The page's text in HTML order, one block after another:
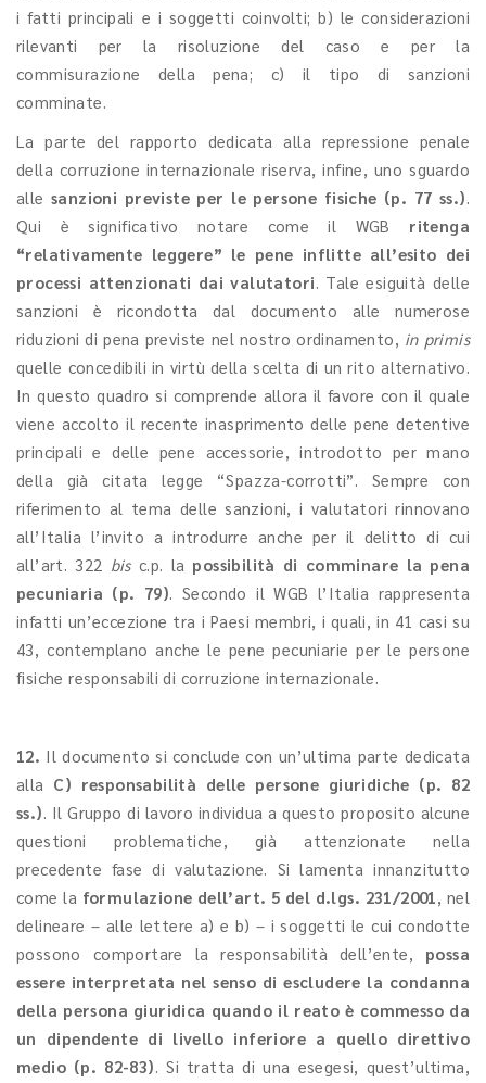
i fatti principali e i soggetti coinvolti; b) le considerazioni
rilevanti per la risoluzione del caso e per la
commisurazione della pena; c) il tipo di sanzioni
comminate.
La parte del rapporto dedicata alla repressione penale
della corruzione internazionale riserva, infine, uno sguardo
allesanzioni previste per le persone fisiche (p. 77 ss.).
Qui è significativo notare come il WGB ritenga
“relativamente leggere” le pene inflitte all’esito dei
processi attenzionati dai valutatori. Tale esiguità delle
sanzioni è ricondotta dal documento alle numerose
riduzioni di pena previste nel nostro ordinamento, in primis
quelle concedibili in virtù della scelta di un rito alternativo.
In questo quadro si comprende allora il favore con il quale
viene accolto il recente inasprimento delle pene detentive
principali e delle pene accessorie, introdotto per mano
della già citata legge “Spazza-corrotti”. Sempre con
riferimento al tema delle sanzioni, i valutatori rinnovano
all’Italia l’invito a introdurre anche per il delitto di cui
all’art. 322 bis c.p. la possibilità di comminare la pena
pecuniaria (p. 79). Secondo il WGB l’Italia rappresenta
infatti un’eccezione tra i Paesi membri, i quali, in 41 casi su
43, contemplano anche le pene pecuniarie per le persone
fisiche responsabili di corruzione internazionale.
12. Il documento si conclude con un’ultima parte dedicata
alla C) responsabilità delle persone giuridiche (p. 82
ss.). Il Gruppo di lavoro individua a questo proposito alcune
questioni problematiche, già attenzionate nella
precedente fase di valutazione. Si lamenta innanzitutto
come la formulazione dell’art. 5 del d.lgs. 231/2001, nel
delineare – alle lettere a) e b) – i soggetti le cui condotte
possono comportare la responsabilità dell’ente, possa
essere interpretata nel senso di escludere la condanna
della persona giuridica quando il reato è commesso da
un dipendente di livello inferiore a quello direttivo
medio (p. 82-83). Si tratta di una esegesi, quest’ultima,